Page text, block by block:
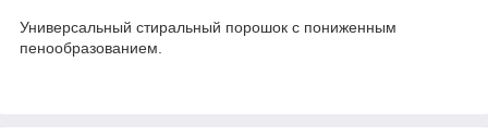
Универсальный стиральный порошок с пониженным
пенообразованием.